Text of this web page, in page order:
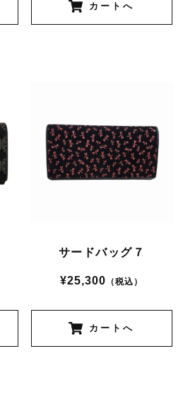
カートへ
サードバッグ７
¥25,300 （税込）
カートへ